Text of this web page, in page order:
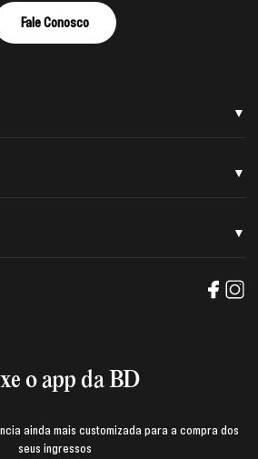
Fale Conosco
o app da BD
ainda mais customizada para a compra dos
seus ingressos